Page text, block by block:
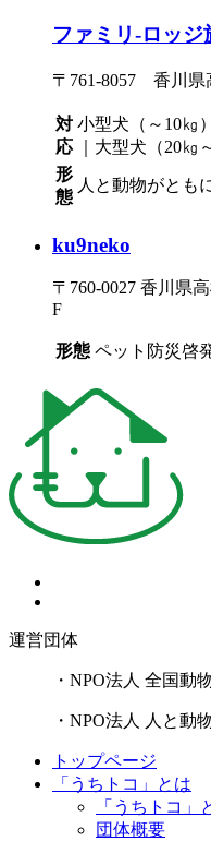
ファミリ-ロッ
〒761-8057 香川県
対
応
小型犬（～10㎏
｜大型犬（20㎏
形
態
人と動物がとも
ku9neko
〒760-0027 香川県
F
形態 ペット防災啓
運営団体
・NPO法人 全国動
・NPO法人 人と動
トップページ
「うちトコ」とは
「うちトコ」
団体概要